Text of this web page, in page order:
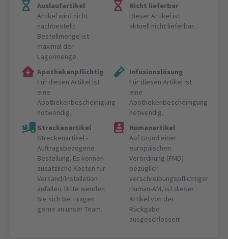
Auslaufartikel
Artikel wird nicht
nachbestellt.
Bestellmenge ist
maximal der
Lagermenge.
Nicht lieferbar
Dieser Artikel ist
aktuell nicht lieferbar.
Apothekenpflichtig
Für diesen Artikel ist
eine
Apothekenbescheinigung
notwendig.
Infusionslösung
Für diesen Artikel ist
eine
Apothekenbescheinigung
notwendig.
Streckenartikel
Streckenartikel -
Auftragsbezogene
Bestellung. Es können
zusätzliche Kosten für
Versand/Installation
anfallen. Bitte wenden
Sie sich bei Fragen
gerne an unser Team.
Humanartikel
Auf Grund einer
europäischen
Verordnung (FMD)
bezüglich
verschreibungspflichtiger
Human-AM, ist dieser
Artikel von der
Rückgabe
ausgeschlossen!